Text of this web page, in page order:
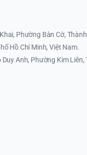
Phường Bàn Cờ,
Hồ Chí Minh, Việt Nam.
Anh, Phường Kim